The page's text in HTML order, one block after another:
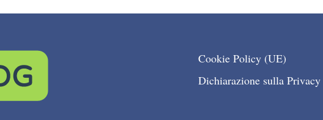
Cookie Policy (UE)
Dichiarazione sulla